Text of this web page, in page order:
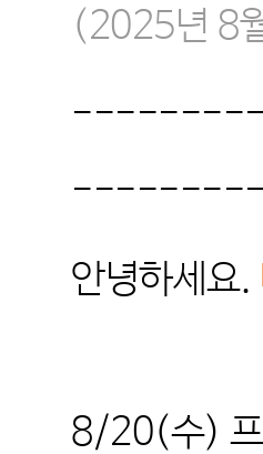
(2025년 8
안녕하세요.
8/20(수)